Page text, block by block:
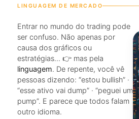
LINGUAGEM DE MERCADO
Entrar no mundo do trading pode
ser confuso. Não apenas por
causa dos gráficos ou
estratégias… 👉 mas pela
linguagem. De repente, você vê
pessoas dizendo: “estou bullish” ·
“esse ativo vai dump” · “peguei um
pump”. E parece que todos falam
outro idioma.